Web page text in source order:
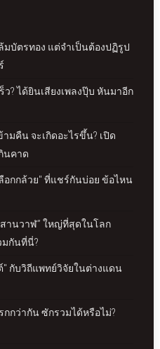
บัตรทอง แต่จำเป็นต้องปฏิรูป
? ได้ยินเสียงเพลงปุ๊บ หันมาอีก
มคืน จะเกิดอะไรขึ้น? เปิด
นคาด
อกกล้วย" ที่แชร์กันบ่อย ข้อไหน
านวาฬ” ใหญ่ที่สุดในโลก
มกันที่นี่?
บวิถีแพทย์วิจัยในต่างแดน
กกว่ากัน ซักรวมได้หรือไม่?